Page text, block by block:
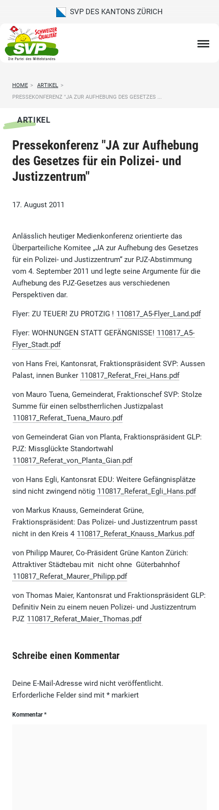
SVP DES KANTONS ZÜRICH
HOME > ARTIKEL >
PRESSEKONFERENZ "JA ZUR AUFHEBUNG DES GESETZES ...
ARTIKEL
Pressekonferenz "JA zur Aufhebung
des Gesetzes für ein Polizei- und
Justizzentrum"
17. August 2011
Anlässlich heutiger Medienkonferenz orientierte das
Überparteiliche Komitee „JA zur Aufhebung des Gesetzes
für ein Polizei- und Justizzentrum“ zur PJZ-Abstimmung
vom 4. September 2011 und legte seine Argumente für die
Aufhebung des PJZ-Gesetzes aus verschiedenen
Perspektiven dar.
Flyer: ZU TEUER! ZU PROTZIG ! 110817_A5-Flyer_Land.pdf
Flyer: WOHNUNGEN STATT GEFÄNGNISSE! 110817_A5-
Flyer_Stadt.pdf
von Hans Frei, Kantonsrat, Fraktionspräsident SVP: Aussen
Palast, innen Bunker 110817_Referat_Frei_Hans.pdf
von Mauro Tuena, Gemeinderat, Fraktionschef SVP: Stolze
Summe für einen selbstherrlichen Justizpalast
110817_Referat_Tuena_Mauro.pdf
von Gemeinderat Gian von Planta, Fraktionspräsident GLP:
PJZ: Missglückte Standortwahl
110817_Referat_von_Planta_Gian.pdf
von Hans Egli, Kantonsrat EDU: Weitere Gefängnisplätze
sind nicht zwingend nötig 110817_Referat_Egli_Hans.pdf
von Markus Knauss, Gemeinderat Grüne,
Fraktionspräsident: Das Polizei- und Justizzentrum passt
nicht in den Kreis 4 110817_Referat_Knauss_Markus.pdf
von Philipp Maurer, Co-Präsident Grüne Kanton Zürich:
Attraktiver Städtebau mit  nicht ohne  Güterbahnhof
110817_Referat_Maurer_Philipp.pdf
von Thomas Maier, Kantonsrat und Fraktionspräsident GLP:
Definitiv Nein zu einem neuen Polizei- und Justizzentrum
PJZ 110817_Referat_Maier_Thomas.pdf
Schreibe einen Kommentar
Deine E-Mail-Adresse wird nicht veröffentlicht.
Erforderliche Felder sind mit *markiert
Kommentar*